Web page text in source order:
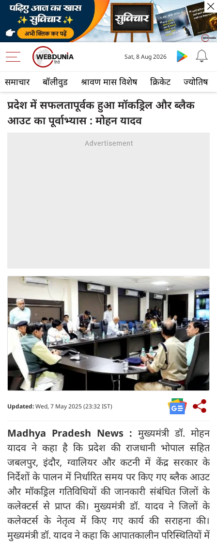
समाचार बॉलीवुड श्रावण मास विशेष क्रिकेट ज्योतिष
Sat, 8 Aug 2026
प्रदेश में सफलतापूर्वक हुआ मॉकड्रिल और ब्लैक
आउट का पूर्वाभ्यास : मोहन यादव
Updated:Wed, 7 May 2025 (23:32 IST)
Madhya Pradesh News : मुख्यमंत्री डॉ. मोहन
यादव ने कहा है कि प्रदेश की राजधानी भोपाल सहित
जबलपुर, इंदौर, ग्वालियर और कटनी में केंद्र सरकार के
निर्देशों के पालन में निर्धारित समय पर किए गए ब्लैक आउट
और मॉकड्रिल गतिविधियों की जानकारी संबंधित जिलों के
कलेक्टर्स से प्राप्त की। मुख्यमंत्री डॉ. यादव ने जिलों के
कलेक्टर्स के नेतृत्व में किए गए कार्य की सराहना की।
मुख्यमंत्री डॉ. यादव ने कहा कि आपातकालीन परिस्थितियों में